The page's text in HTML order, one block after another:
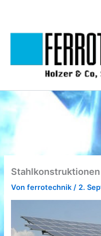
Vonferrotechnik / 2.